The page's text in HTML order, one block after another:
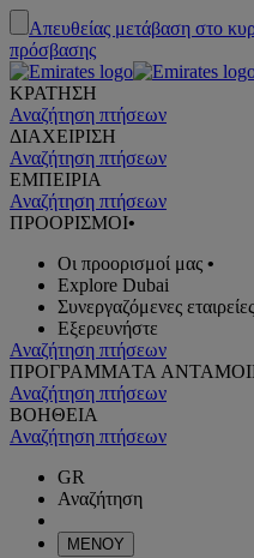
Απευθείας μετάβαση στο
πρόσβασης
ΚΡΑΤΗΣΗ
Αναζήτηση πτήσεων
ΔΙΑΧΕΙΡΙΣΗ
Αναζήτηση πτήσεων
ΕΜΠΕΙΡΙΑ
Αναζήτηση πτήσεων
ΠΡΟΟΡΙΣΜΟΙ•
Οι προορισμοί μας •
Explore Dubai
Συνεργαζόμενες
Εξερευνήστε
Αναζήτηση πτήσεων
ΠΡΟΓΡΑΜΜΑTA
Αναζήτηση πτήσεων
ΒΟΗΘΕΙΑ
Αναζήτηση πτήσεων
GR
Αναζήτηση
ΜΕΝΟΥ